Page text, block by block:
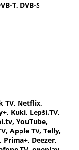
T, DVB-S
TV, Netflix,
Kuki, Lepší.TV,
YouTube,
Apple TV, Telly,
Prima+, Deezer,